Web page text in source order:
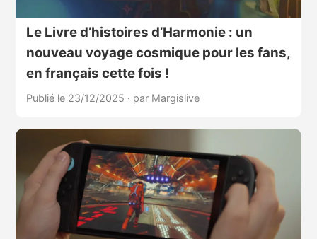
Le Livre d’histoires d’Harmonie : un
nouveau voyage cosmique pour les fans,
en français cette fois !
Publié le 23/12/2025 · par Margislive